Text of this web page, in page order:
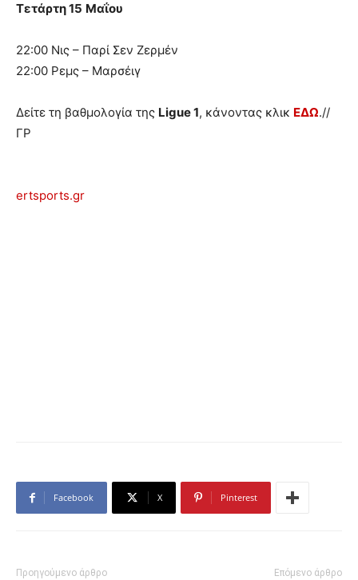
Tετάρτη 15 Μαΐου
22:00 Νις – Παρί Σεν Ζερμέν
22:00 Ρεμς – Μαρσέιγ
Δείτε τη βαθμολογία της Ligue 1, κάνοντας κλικ ΕΔΩ.//
ΓΡ
ertsports.gr
Facebook X Pinterest
Προηγούμενο άρθρο Επόμενο άρθρο